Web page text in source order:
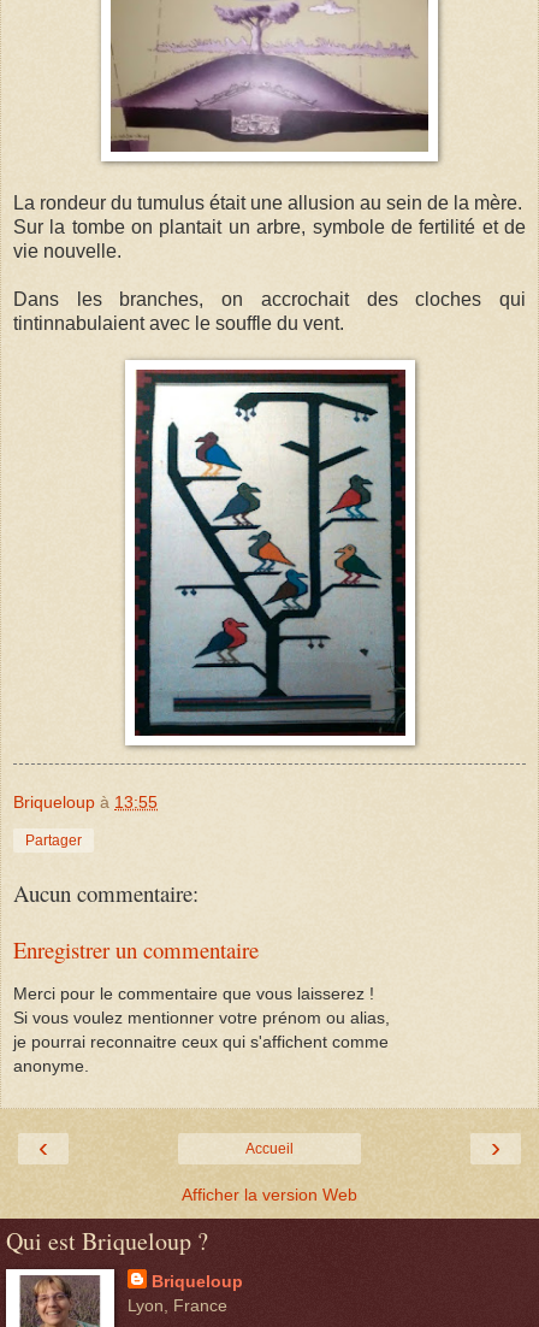
La rondeur du tumulus était une allusion au sein de la mère.
Sur la tombe on plantait un arbre, symbole de fertilité et de
vie nouvelle.
Dans les branches, on accrochait des cloches qui
tintinnabulaient avec le souffle du vent.
Briqueloup à 13:55
Partager
Aucun commentaire:
Enregistrer un commentaire
Merci pour le commentaire que vous laisserez !
Si vous voulez mentionner votre prénom ou alias,
je pourrai reconnaitre ceux qui s'affichent comme
anonyme.
‹ ›
Accueil
Afficher la version Web
Qui est Briqueloup ?
Briqueloup
Lyon, France